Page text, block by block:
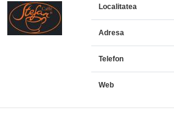
Localitatea
Adresa
Telefon
Web